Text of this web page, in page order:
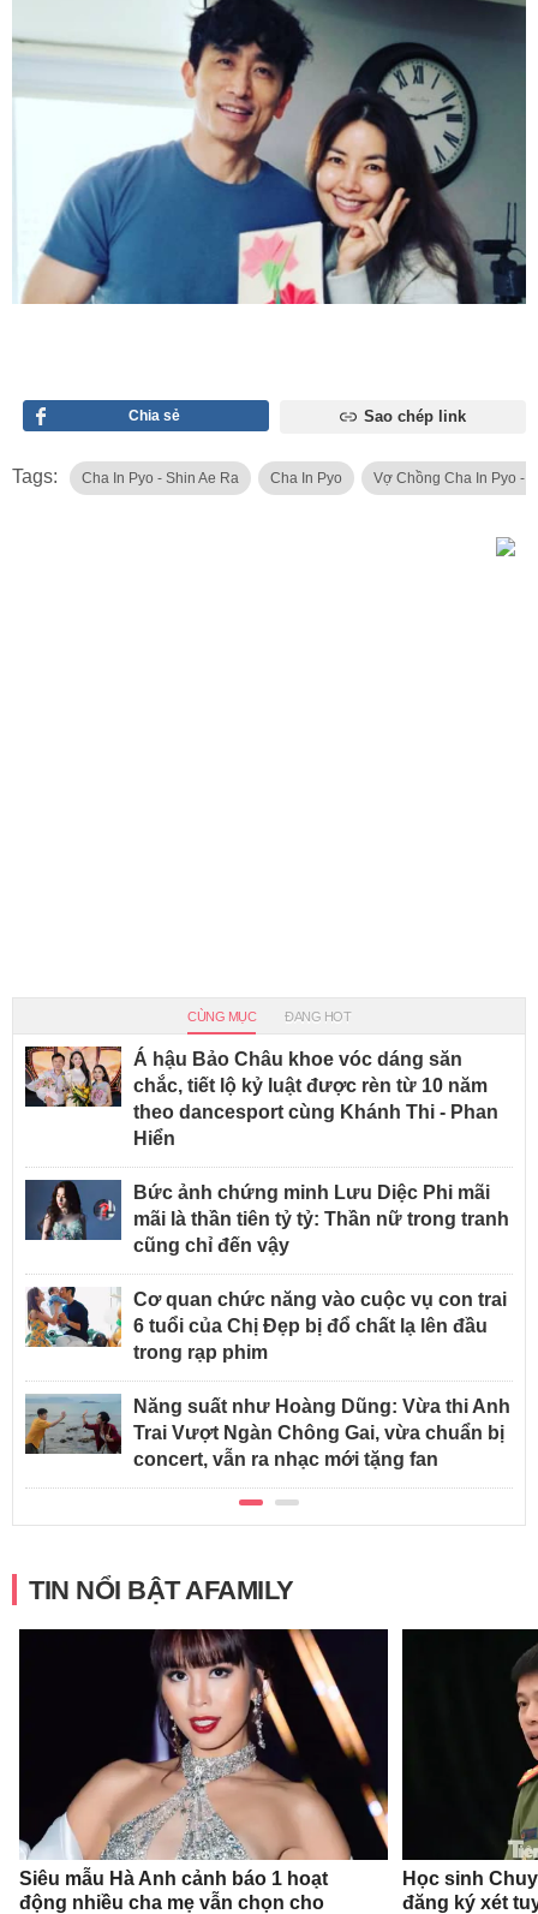
Chia sẻ Sao chép link
Tags: Cha In Pyo - Shin Ae Ra Cha In Pyo Vợ Chồng Cha In Pyo -
CÙNG MỤC ĐANG HOT
Á hậu Bảo Châu khoe vóc dáng săn
chắc, tiết lộ kỷ luật được rèn từ 10 năm
theo dancesport cùng Khánh Thi - Phan
Hiển
Bức ảnh chứng minh Lưu Diệc Phi mãi
mãi là thần tiên tỷ tỷ: Thần nữ trong tranh
cũng chỉ đến vậy
Cơ quan chức năng vào cuộc vụ con trai
6 tuổi của Chị Đẹp bị đổ chất lạ lên đầu
trong rạp phim
Năng suất như Hoàng Dũng: Vừa thi Anh
Trai Vượt Ngàn Chông Gai, vừa chuẩn bị
concert, vẫn ra nhạc mới tặng fan
TIN NỔI BẬT AFAMILY
Siêu mẫu Hà Anh cảnh báo 1 hoạt
động nhiều cha mẹ vẫn chọn cho
Học sinh
đăng ký xét